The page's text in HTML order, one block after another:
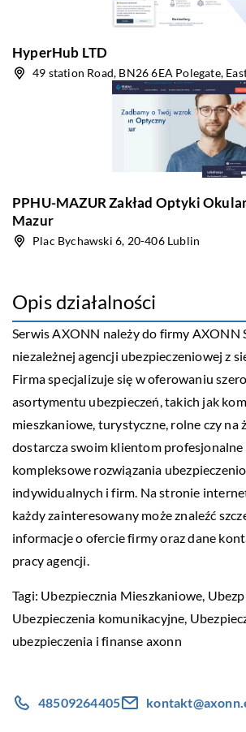
HyperHub LTD
49 station Road, BN26 6EA Polegate,
PPHU-MAZUR Zakład Optyki
Mazur
Plac Bychawski 6, 20-406 Lublin
Opis działalności
Serwis AXONN należy do firmy AXONN
niezależnej agencji ubezpieczeniowej z
Firma specjalizuje się w oferowaniu
asortymentu ubezpieczeń, takich jak
mieszkaniowe, turystyczne, rolne czy na
dostarcza swoim klientom
kompleksowe rozwiązania
indywidualnych i firm. Na stronie
każdy zainteresowany może znaleźć
informacje o ofercie firmy oraz dane
pracy agencji.
Tagi: Ubezpiecznia Mieszkaniowe,
Ubezpieczenia komunikacyjne,
ubezpieczenia i finanse axonn
48509264405